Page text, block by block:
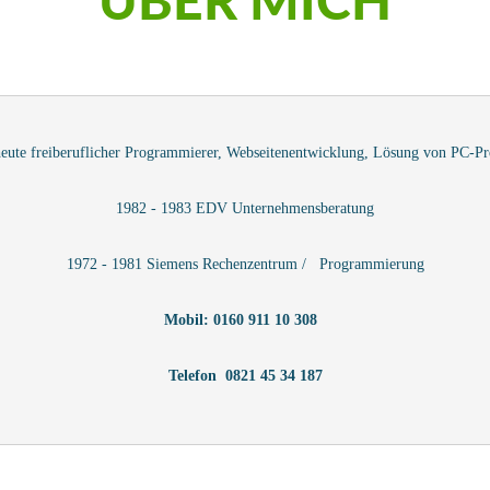
freiberuflicher Programmierer, Webseitenentwicklung, Lösung von PC-
1982 - 1983 EDV Unternehmensberatung
1972 - 1981 Siemens Rechenzentrum /   Programmierung
Mobil: 0160 911 10 308
Telefon  0821 45 34 187